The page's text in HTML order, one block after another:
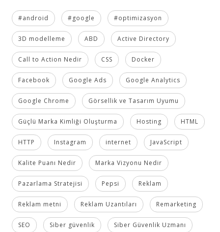
#android #google #optimizasyon
3D modelleme ABD Active Directory
Call to Action Nedir CSS Docker
Facebook Google Ads Google Analytics
Google Chrome Görsellik ve Tasarım Uyumu
Güçlü Marka Kimliği Oluşturma Hosting HTML
HTTP Instagram internet JavaScript
Kalite Puanı Nedir Marka Vizyonu Nedir
Pazarlama Stratejisi Pepsi Reklam
Reklam metni Reklam Uzantıları Remarketing
SEO Siber güvenlik Siber Güvenlik Uzmanı